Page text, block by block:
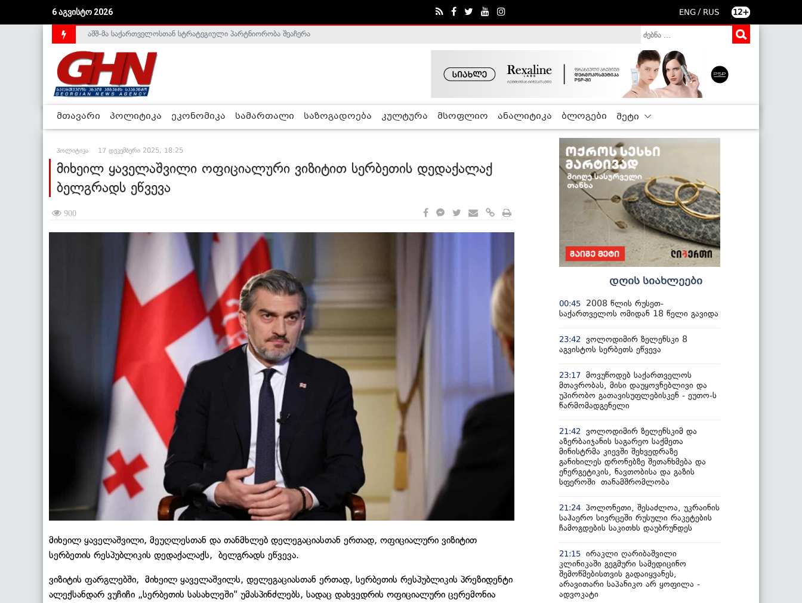
6 აგვისტო 2026 ENG / RUS 12+
საქართველოს დე-ფაქტო მთავრობა არალეგიტიმურია - ჰელსინკის კომისია
აშშ-მა საქართველოსთან სტრატეგიული პარტნიორობა შეაჩერა
მთავარი პოლიტიკა ეკონომიკა სამართალი საზოგადოება კულტურა მსოფლიო ანალიტიკა ბლოგები მეტი
პოლიტიკა 17 დეკემბერი 2025, 18:25
მიხეილ ყაველაშვილი ოფიციალური ვიზიტით სერბეთის დედაქალაქ
ბელგრადს ეწვევა
900
მიხეილ ყაველაშვილი, მეუღლესთან და თანმხლებ დელეგაციასთან ერთად, ოფიციალური ვიზიტით
სერბეთის რესპუბლიკის დედაქალაქს, ბელგრადს ეწვევა.
ვიზიტის ფარგლებში, მიხეილ ყაველაშვილს, დელეგაციასთან ერთად, სერბეთის რესპუბლიკის პრეზიდენტი
ალექსანდარ ვუჩიჩი „სერბეთის სასახლეში" უმასპინძლებს, სადაც დახვედრის ოფიციალური ცერემონია
დღის სიახლეები
00:45
2008 წლის რუსეთ-
საქართველოს ომიდან 18 წელი გავიდა
23:42
ვოლოდიმირ ზელენსკი 8
აგვისტოს სერბეთს ეწვევა
23:17 მოვუწოდებ საქართველოს
მთავრობას, მისი დაუყოვნებლივი და
უპირობო გათავისუფლებისკენ - ეუთო-ს
წარმომადგენელი
21:42
ვოლოდიმირ ზელენსკიმ და
აზერბაიჯანის საგარეო საქმეთა
მინისტრმა კიევში შეხვედრაზე
განიხილეს დრონებზე შეთანხმება და
ენერგეტიკის, ნავთობისა და გაზის
სფეროში თანამშრომლობა
21:24 პოლონეთი, შესაძლოა, უკრაინის
საჰაერო სივრცეში რუსული რაკეტების
ჩამოგდების საკითხს დაუბრუნდეს
21:15 ირაკლი ღარიბაშვილი
კლინიკაში გეგმური სამედიცინო
შემოწმებისთვის გადაიყვანეს,
არავითარი საპანიკო არ ყოფილა -
ადვოკატი